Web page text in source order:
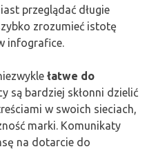
przeglądać długie
zrozumieć istotę
infografice.
łatwe do
są bardziej skłonni dzielić
w swoich sieciach,
marki. Komunikaty
na dotarcie do